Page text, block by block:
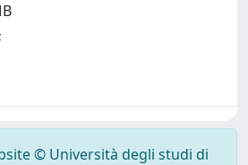
© Università degli studi di